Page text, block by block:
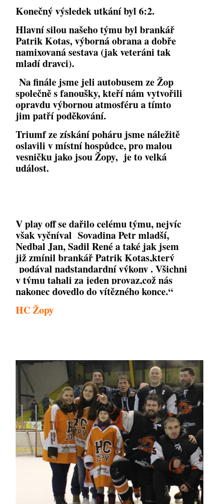
Konečný výsledek utkání byl 6:2.
Hlavní silou našeho týmu byl brankář
Patrik Kotas, výborná obrana a dobře
namixovaná sestava (jak veteráni tak
mladí dravci).
Na finále jsme jeli autobusem ze Žop
společně s fanoušky, kteří nám vytvořili
opravdu výbornou atmosféru a tímto
jim patří poděkování.
Triumf ze získání poháru jsme náležitě
oslavili v místní hospůdce, pro malou
vesničku jako jsou Žopy, je to velká
událost.
V play off se dařilo celému týmu, nejvíc
však vyčníval Sovadina Petr mladší,
Nedbal Jan, Sadil René a také jak jsem
již zmínil brankář Patrik Kotas,který
podával nadstandardní výkony . Všichni
v týmu tahali za jeden provaz,což nás
nakonec dovedlo do vítězného konce.“
HC Žopy